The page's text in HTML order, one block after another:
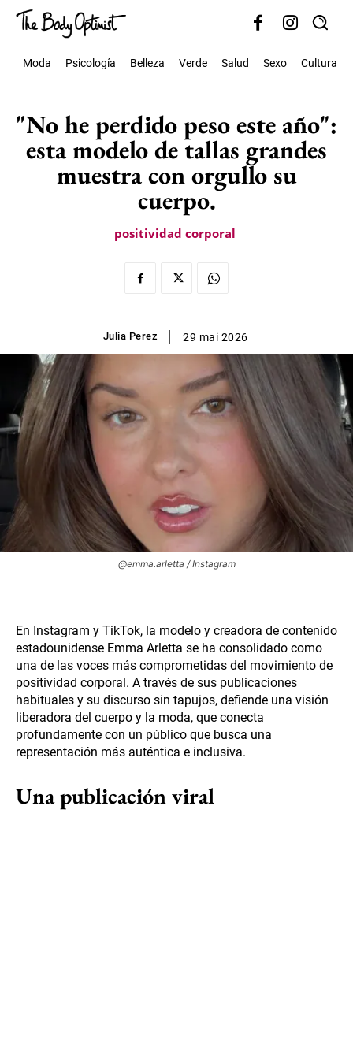
Moda Psicología Belleza Verde Salud Sexo Cultura
"No he perdido peso este año":
esta modelo de tallas grandes
muestra con orgullo su
cuerpo.
positividad corporal
Julia Perez 29 mai 2026
@emma.arletta / Instagram
En Instagram y TikTok, la modelo y creadora de contenido
estadounidense Emma Arletta se ha consolidado como
una de las voces más comprometidas del movimiento de
positividad corporal. A través de sus publicaciones
habituales y su discurso sin tapujos, defiende una visión
liberadora del cuerpo y la moda, que conecta
profundamente con un público que busca una
representación más auténtica e inclusiva.
Una publicación viral